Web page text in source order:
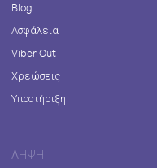
Blog
Ασφάλεια
Viber Out
Χρεώσεις
Υποστήριξη
ΛΉΨΗ